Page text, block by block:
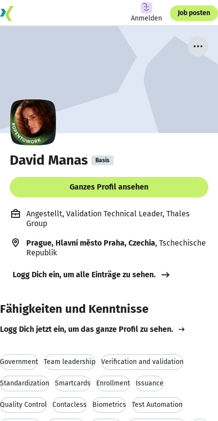
Anmelden
Job posten
David Manas Basis
Ganzes Profil ansehen
Angestellt, Validation Technical Leader, Thales
Group
Prague, Hlavní město Praha, Czechia, Tschechische
Republik
Logg Dich ein, um alle Einträge zu sehen.
Fähigkeiten und Kenntnisse
Logg Dich jetzt ein, um das ganze Profil zu sehen.
Government Team leadership Verification and validation
Standardization Smartcards Enrollment Issuance
Quality Control Contacless Biometrics Test Automation